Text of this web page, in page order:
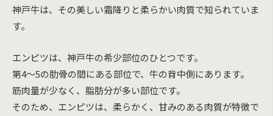
神戸牛は、その美しい霜降りと柔らかい肉質で知られていま
す。
エンピツは、神戸牛の希少部位のひとつです。
第4～5の肋骨の間にある部位で、牛の背中側にあります。
筋肉量が少なく、脂肪分が多い部位です。
そのため、エンピツは、柔らかく、甘みのある肉質が特徴で